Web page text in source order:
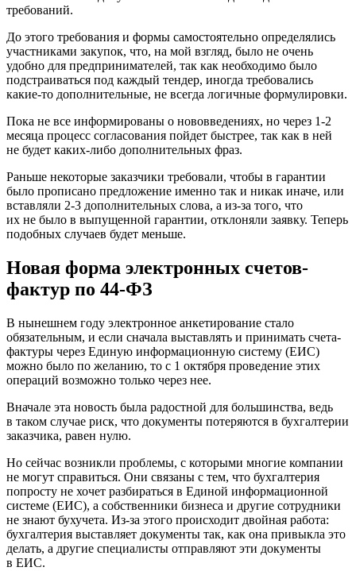
требований.
До этого требования и формы самостоятельно определялись
участниками закупок, что, на мой взгляд, было не очень
удобно для предпринимателей, так как необходимо было
подстраиваться под каждый тендер, иногда требовались
какие-то дополнительные, не всегда логичные формулировки.
Пока не все информированы о нововведениях, но через 1-2
месяца процесс согласования пойдет быстрее, так как в ней
не будет каких-либо дополнительных фраз.
Раньше некоторые заказчики требовали, чтобы в гарантии
было прописано предложение именно так и никак иначе, или
вставляли 2-3 дополнительных слова, а из-за того, что
их не было в выпущенной гарантии, отклоняли заявку. Теперь
подобных случаев будет меньше.
Новая форма электронных счетов-
фактур по 44-ФЗ
В нынешнем году электронное анкетирование стало
обязательным, и если сначала выставлять и принимать счета-
фактуры через Единую информационную систему (ЕИС)
можно было по желанию, то с 1 октября проведение этих
операций возможно только через нее.
Вначале эта новость была радостной для большинства, ведь
в таком случае риск, что документы потеряются в бухгалтерии
заказчика, равен нулю.
Но сейчас возникли проблемы, с которыми многие компании
не могут справиться. Они связаны с тем, что бухгалтерия
попросту не хочет разбираться в Единой информационной
системе (ЕИС), а собственники бизнеса и другие сотрудники
не знают бухучета. Из-за этого происходит двойная работа:
бухгалтерия выставляет документы так, как она привыкла это
делать, а другие специалисты отправляют эти документы
в ЕИС.